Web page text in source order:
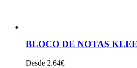
BLOCO DE NOTAS
Desde 2.64€